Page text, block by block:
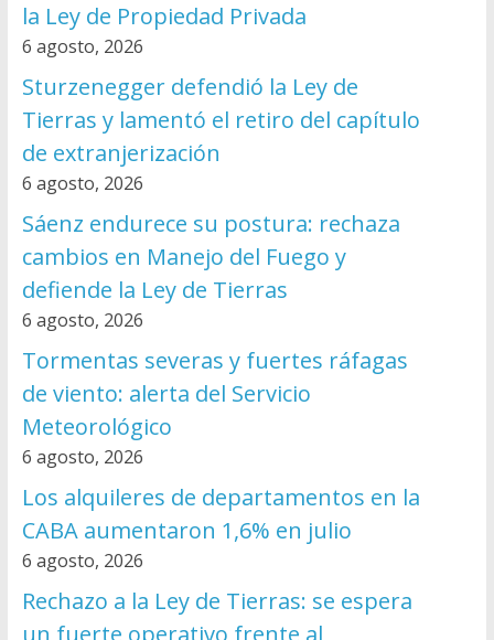
la Ley de Propiedad Privada
6 agosto, 2026
Sturzenegger defendió la Ley de
Tierras y lamentó el retiro del capítulo
de extranjerización
6 agosto, 2026
Sáenz endurece su postura: rechaza
cambios en Manejo del Fuego y
defiende la Ley de Tierras
6 agosto, 2026
Tormentas severas y fuertes ráfagas
de viento: alerta del Servicio
Meteorológico
6 agosto, 2026
Los alquileres de departamentos en la
CABA aumentaron 1,6% en julio
6 agosto, 2026
Rechazo a la Ley de Tierras: se espera